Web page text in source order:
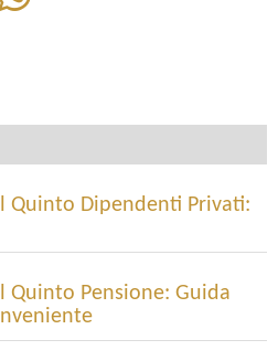
Quinto Dipendenti Privati:
Quinto Pensione: Guida